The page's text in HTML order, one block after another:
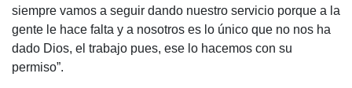
siempre vamos a seguir dando nuestro servicio porque a la
gente le hace falta y a nosotros es lo único que no nos ha
dado Dios, el trabajo pues, ese lo hacemos con su
permiso”.